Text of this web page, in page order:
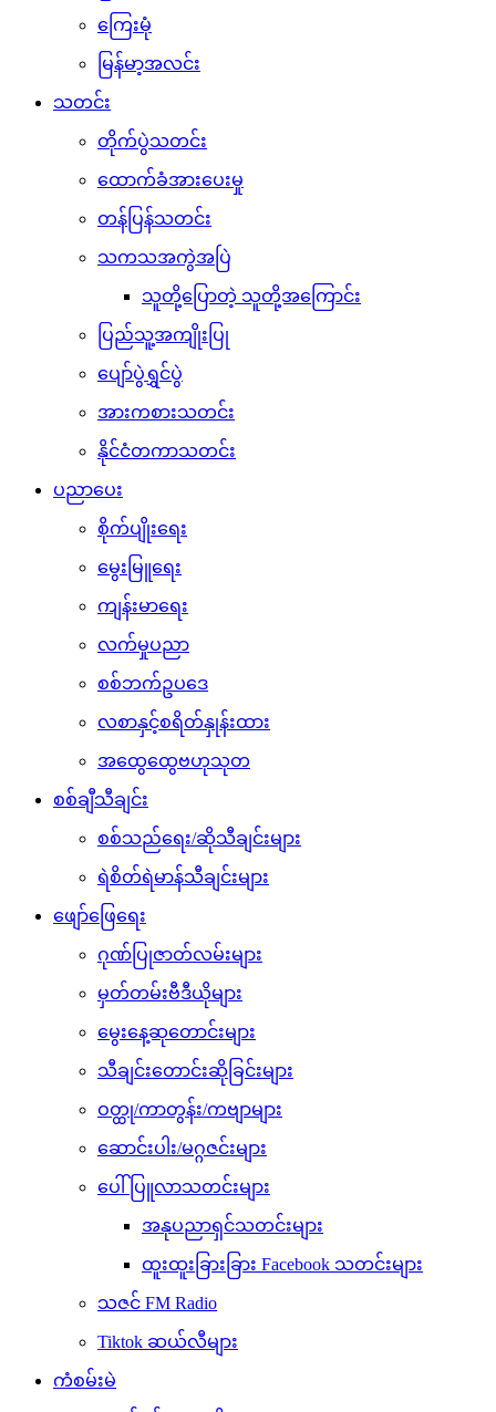
ကြေးမုံ
မြန်မာ့အလင်း
သတင်း
တိုက်ပွဲသတင်း
ထောက်ခံအားပေးမှု
တန်ပြန်သတင်း
သကသအကွဲအပြဲ
သူတို့ပြောတဲ့ သူတို့အကြောင်း
ပြည်သူ့အကျိုးပြု
ပျော်ပွဲရွှင်ပွဲ
အားကစားသတင်း
နိုင်ငံတကာသတင်း
ပညာပေး
စိုက်ပျိုးရေး
မွေးမြူရေး
ကျန်းမာရေး
လက်မှုပညာ
စစ်ဘက်ဥပဒေ
လစာနှင့်စရိတ်နှုန်းထား
အထွေထွေဗဟုသုတ
စစ်ချီသီချင်း
စစ်သည်ရေး/ဆိုသီချင်းများ
ရဲစိတ်ရဲမာန်သီချင်းများ
ဖျော်ဖြေရေး
ဂုဏ်ပြုဇာတ်လမ်းများ
မှတ်တမ်းဗီဒီယိုများ
မွေးနေ့ဆုတောင်းများ
သီချင်းတောင်းဆိုခြင်းများ
ဝတ္ထု/ကာတွန်း/ကဗျာများ
ဆောင်းပါး/မဂ္ဂဇင်းများ
ပေါ်ပြူလာသတင်းများ
အနုပညာရှင်သတင်းများ
ထူးထူးခြားခြား Facebook သတင်းများ
သဇင် FM Radio
Tiktok ဆယ်လီများ
ကံစမ်းမဲ